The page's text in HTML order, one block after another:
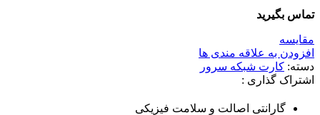
تماس بگیرید
مقایسه
افزودن به علاقه مندی ها
دسته: کارت شبکه سرور
اشتراک گذاری :
گارانتی اصالت و سلامت فیزیکی